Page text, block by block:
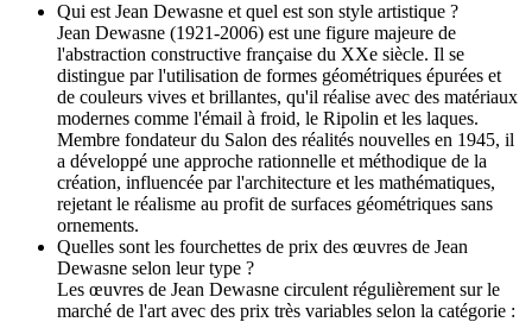
Qui est Jean Dewasne et quel est son style artistique ?
Jean Dewasne (1921-2006) est une figure majeure de
l'abstraction constructive française du XXe siècle. Il se
distingue par l'utilisation de formes géométriques épurées et
de couleurs vives et brillantes, qu'il réalise avec des matériaux
modernes comme l'émail à froid, le Ripolin et les laques.
Membre fondateur du Salon des réalités nouvelles en 1945, il
a développé une approche rationnelle et méthodique de la
création, influencée par l'architecture et les mathématiques,
rejetant le réalisme au profit de surfaces géométriques sans
ornements.
Quelles sont les fourchettes de prix des œuvres de Jean
Dewasne selon leur type ?
Les œuvres de Jean Dewasne circulent régulièrement sur le
marché de l'art avec des prix très variables selon la catégorie :